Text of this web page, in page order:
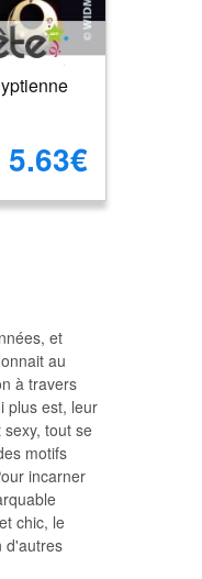
5.63€
et
au
à travers
plus est, leur
tout se
motifs
incarner
chic, le
d'autres